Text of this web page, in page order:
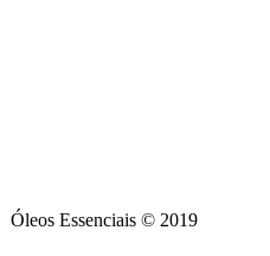
Óleos Essenciais © 2019